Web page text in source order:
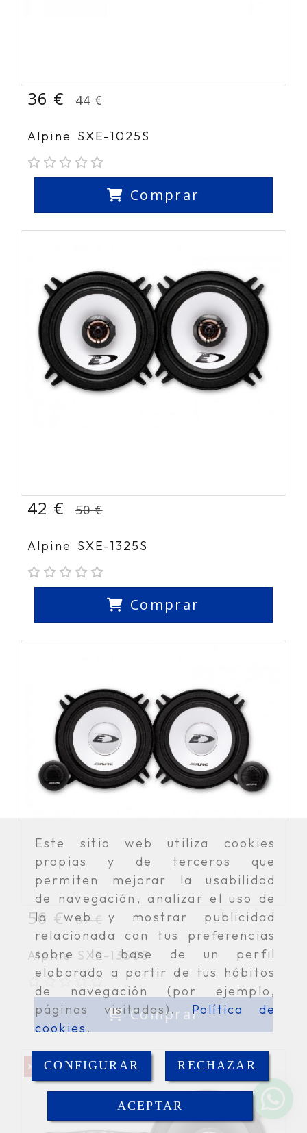
Este sitio web utiliza cookies
propias y de terceros que
permiten mejorar la usabilidad
de navegación, analizar el uso de
la web y mostrar publicidad
relacionada con tus preferencias
sobre la base de un perfil
elaborado a partir de tus hábitos
de navegación (por ejemplo,
páginas visitadas). Política de
cookies .
CONFIGURAR RECHAZAR
ACEPTAR
36 € 44 €
Alpine SXE-1025S
Comprar
42 € 50 €
Alpine SXE-1325S
Comprar
56 € 67 €
Alpine SXE-1350S
Comprar
Agotado